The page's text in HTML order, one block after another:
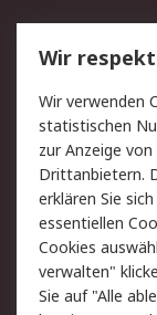
Service
Value Added
Hilfe
Rechtliches
RS Verkaufs-
Cookie-
Wir
Wir verwenden
statistischen
zur Anzeige
Drittanbietern.
erklären Sie
essentiellen
Cookies
verwalten"
Sie auf "Alle